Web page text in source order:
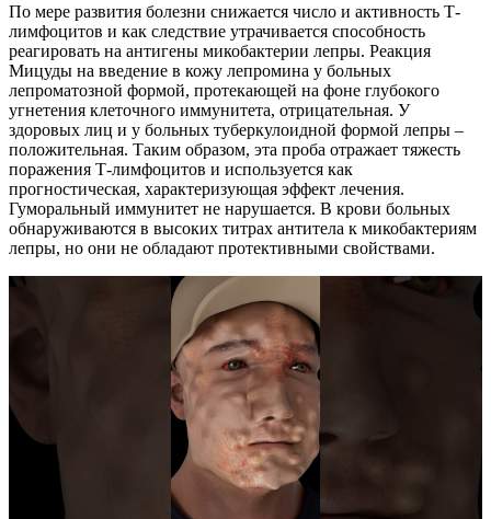
По мере развития болезни снижается число и активность Т-
лимфоцитов и как следствие утрачивается способность
реагировать на антигены микобактерии лепры. Реакция
Мицуды на введение в кожу лепромина у больных
лепроматозной формой, протекающей на фоне глубокого
угнетения клеточного иммунитета, отрицательная. У
здоровых лиц и у больных туберкулоидной формой лепры –
положительная. Таким образом, эта проба отражает тяжесть
поражения Т-лимфоцитов и используется как
прогностическая, характеризующая эффект лечения.
Гуморальный иммунитет не нарушается. В крови больных
обнаруживаются в высоких титрах антитела к микобактериям
лепры, но они не обладают протективными свойствами.